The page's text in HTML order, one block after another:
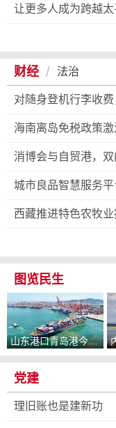
让更多人成为跨越太
财经 / 法治
对随身登机行李收费
海南离岛免税政策
消博会与自贸港，
城市良品智慧服务
西藏推进特色农牧
图览民生
山东港口青岛港今年
党建
理旧账也是建新功